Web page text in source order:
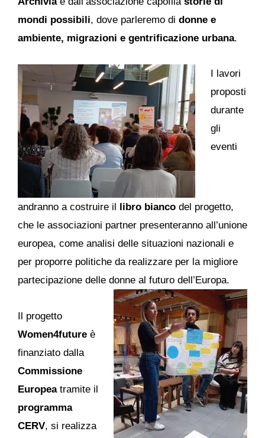
mondi possibili, dove parleremo di donne e
ambiente, migrazioni e gentrificazione urbana.
I lavori
proposti
durante
gli
eventi
andranno a costruire il libro bianco del progetto,
che le associazioni partner presenteranno all’unione
europea, come analisi delle situazioni nazionali e
per proporre politiche da realizzare per la migliore
partecipazione delle donne al futuro dell’Europa.
Il progetto
Women4future è
finanziato dalla
Commissione
Europeatramite il
programma
CERV, si realizza